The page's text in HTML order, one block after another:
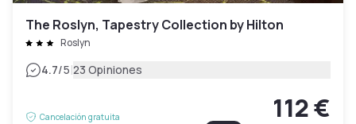
The Roslyn, Tapestry Collection by Hilton
Roslyn
4.7/5|23 Opiniones
Cancelación gratuita
112 €